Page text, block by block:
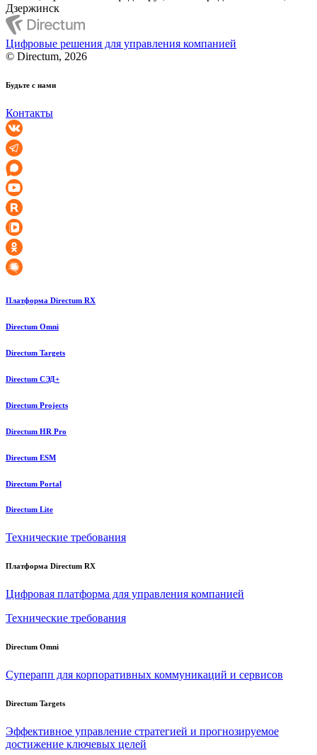
Дзержинск
Цифровые решения для управления компанией
© Directum, 2026
Будьте с нами
Контакты
Платформа Directum RX
Directum Omni
Directum Targets
Directum СЭД+
Directum Projects
Directum HR Pro
Directum ESM
Directum Portal
Directum Lite
Технические требования
Платформа Directum RX
Цифровая платформа для управления компанией
Технические требования
Directum Omni
Суперапп для корпоративных коммуникаций и сервисов
Directum Targets
Эффективное управление стратегией и прогнозируемое
достижение ключевых целей